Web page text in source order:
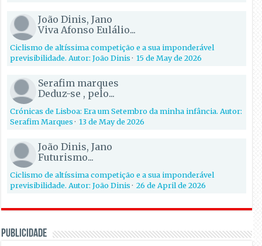
João Dinis, Jano
Viva Afonso Eulálio...
Ciclismo de altíssima competição e a sua imponderável
previsibilidade. Autor: João Dinis·15 de May de 2026
Serafim marques
Deduz-se , pelo...
Crónicas de Lisboa: Era um Setembro da minha infância. Autor:
Serafim Marques·13 de May de 2026
João Dinis, Jano
Futurismo...
Ciclismo de altíssima competição e a sua imponderável
previsibilidade. Autor: João Dinis·26 de April de 2026
PUBLICIDADE